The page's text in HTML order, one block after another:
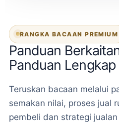
RANGKA BACAAN PREMIUM
Panduan
Panduan Lengkap
Teruskan bacaan melalui
semakan nilai, proses jual
pembeli dan strategi